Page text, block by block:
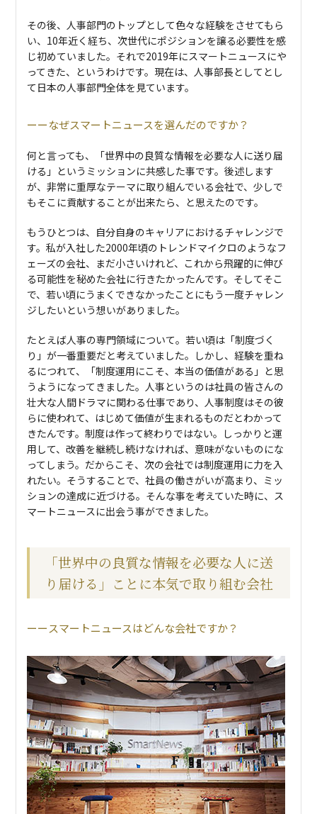
その後、人事部門のトップとして色々な経験をさせてもら
い、10年近く経ち、次世代にポジションを譲る必要性を感
じ初めていました。それで2019年にスマートニュースにや
ってきた、というわけです。現在は、人事部長としてとし
て日本の人事部門全体を見ています。
なぜスマートニュースを選んだのですか？
何と言っても、「世界中の良質な情報を必要な⼈に送り届
ける」というミッションに共感した事です。後述します
が、非常に重厚なテーマに取り組んでいる会社で、少しで
もそこに貢献することが出来たら、と思えたのです。
もうひとつは、自分自身のキャリアにおけるチャレンジで
す。私が入社した2000年頃のトレンドマイクロのようなフ
ェーズの会社、まだ小さいけれど、これから飛躍的に伸び
る可能性を秘めた会社に行きたかったんです。そしてそこ
で、若い頃にうまくできなかったことにもう一度チャレン
ジしたいという想いがありました。
たとえば人事の専門領域について。若い頃は「制度づく
り」が一番重要だと考えていました。しかし、経験を重ね
るにつれて、「制度運用にこそ、本当の価値がある」と思
うようになってきました。人事というのは社員の皆さんの
壮大な人間ドラマに関わる仕事であり、人事制度はその彼
らに使われて、はじめて価値が生まれるものだとわかって
きたんです。制度は作って終わりではない。しっかりと運
用して、改善を継続し続けなければ、意味がないものにな
ってしまう。だからこそ、次の会社では制度運用に力を入
れたい。そうすることで、社員の働きがいが高まり、ミッ
ションの達成に近づける。そんな事を考えていた時に、ス
マートニュースに出会う事ができました。
「世界中の良質な情報を必要な人に送
り届ける」ことに本気で取り組む会社
スマートニュースはどんな会社ですか？